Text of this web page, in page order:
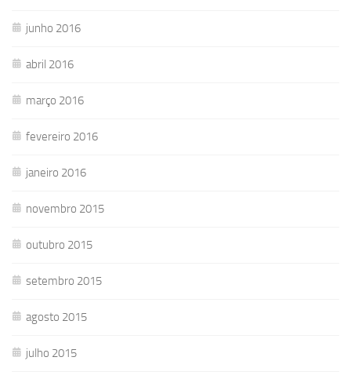
junho 2016
abril 2016
março 2016
fevereiro 2016
janeiro 2016
novembro 2015
outubro 2015
setembro 2015
agosto 2015
julho 2015